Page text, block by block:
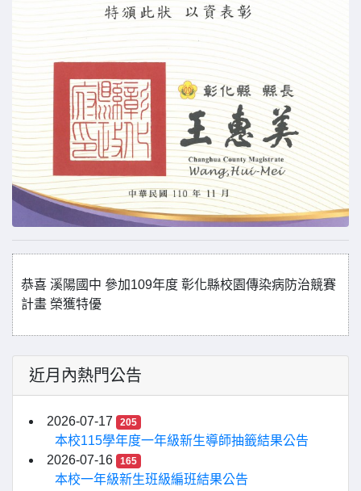
恭喜 溪陽國中 參加109年度 彰化縣校園傳染病防治競賽
計畫 榮獲特優
近月內熱門公告
2026-07-17 205
本校115學年度一年級新生導師抽籤結果公告
2026-07-16
165
本校一年級新生班級編班結果公告